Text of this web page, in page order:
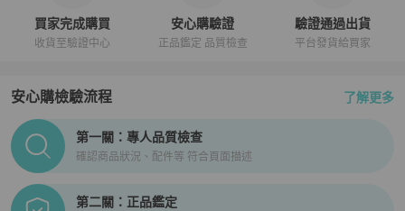
買家完成購買
收貨至驗證中心
安心購驗證
正品鑑定 品質檢查
驗證通過出貨
平台發貨給買家
安心購檢驗流程 了解更多
PopChill拍拍圈正品驗證、安心購檢驗流程介紹
第一關：專人品質檢查
確認商品狀況、配件等 符合頁面描述
第二關：正品鑑定